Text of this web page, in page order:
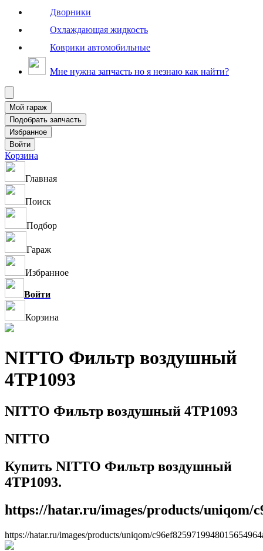
Дворники
Охлаждающая жидкость
Коврики автомобильные
Мне нужна запчасть но я незнаю как найти?
Корзина
Главная
Поиск
Подбор
Гараж
Избранное
Войти
Корзина
NITTO Фильтр воздушный
4TP1093
NITTO Фильтр воздушный 4TP1093
NITTO
Купить NITTO Фильтр воздушный
4TP1093.
https://hatar.ru/images/products/uniqom/
https://hatar.ru/images/products/uniqom/